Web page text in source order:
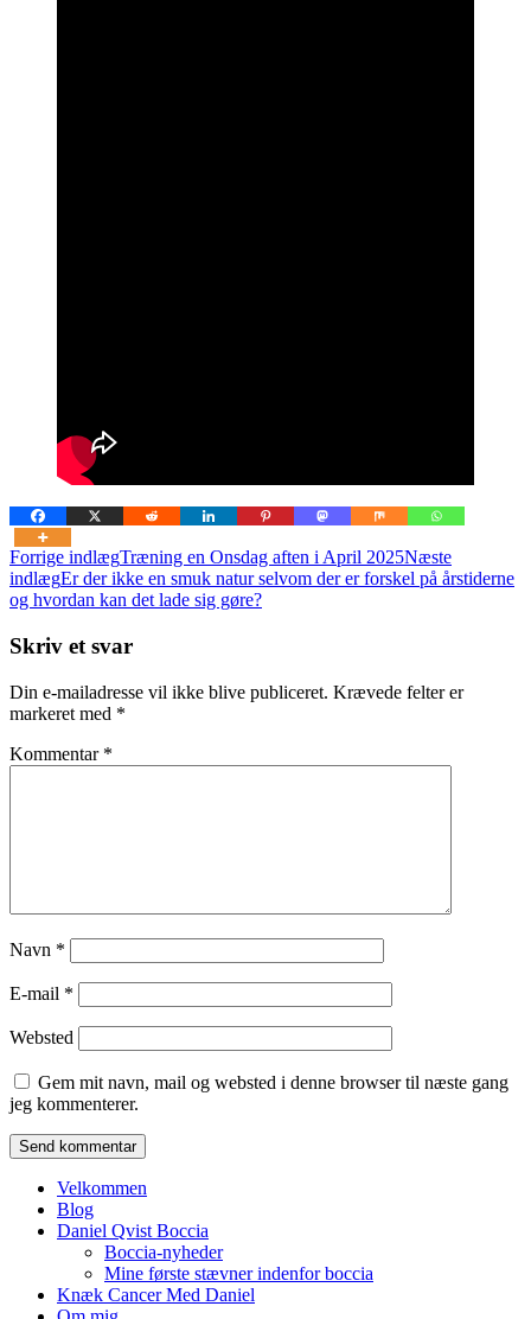
Indlægsnavigation
Forrige indlægTræning en Onsdag aften i April 2025Næste
indlægEr der ikke en smuk natur selvom der er forskel på årstiderne
og hvordan kan det lade sig gøre?
Skriv et svar
Din e-mailadresse vil ikke blive publiceret. Krævede felter er
markeret med *
Kommentar *
Navn *
E-mail *
Websted
Gem mit navn, mail og websted i denne browser til næste gang
jeg kommenterer.
Blog om Daniel Qvist liv lige fra Sports
atlet til personlig fyr.
Velkommen
Blog
Daniel Qvist Boccia
Boccia-nyheder
Mine første stævner indenfor boccia
Knæk Cancer Med Daniel